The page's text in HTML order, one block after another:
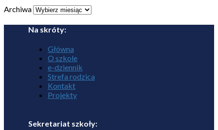
Archiwa
Na skróty:
Główna
O szkole
e-dziennik
Strefa rodzica
Kontakt
Projekty
Sekretariat szkoły: